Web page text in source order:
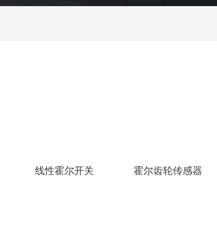
线性霍尔开关 霍尔齿轮传感器